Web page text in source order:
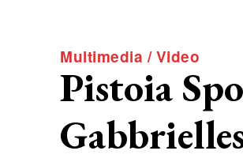
Multimedia / Video
Pistoia